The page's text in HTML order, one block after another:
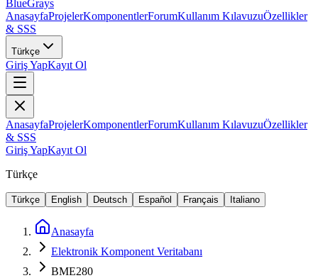
BlueGrays
AnasayfaProjelerKomponentlerForumKullanım KılavuzuÖzellikler
& SSS
Türkçe
Giriş YapKayıt Ol
AnasayfaProjelerKomponentlerForumKullanım KılavuzuÖzellikler
& SSS
Giriş YapKayıt Ol
Türkçe
Türkçe English Deutsch Español Français Italiano
Anasayfa
Elektronik Komponent Veritabanı
BME280